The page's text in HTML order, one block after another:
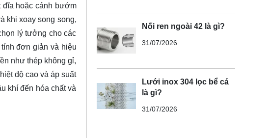
đĩa hoặc cánh bướm
khi xoay song song,
lý tưởng cho các
đơn giản và hiệu
như thép không gỉ,
độ cao và áp suất
khí đến hóa chất và
Nối ren ngoài 42 là gì?
31/07/2026
Lưới inox 304 lọc bể cá
là gì?
31/07/2026